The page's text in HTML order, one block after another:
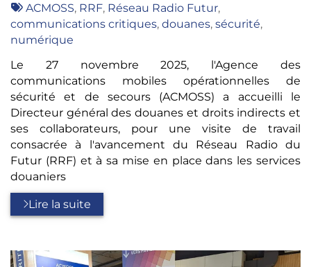
: Tags
:
ACMOSS, RRF, Réseau Radio Futur,
communications critiques, douanes, sécurité,
numérique
Le 27 novembre 2025, l'Agence des
communications mobiles opérationnelles de
sécurité et de secours (ACMOSS) a accueilli le
Directeur général des douanes et droits indirects et
ses collaborateurs, pour une visite de travail
consacrée à l'avancement du Réseau Radio du
Futur (RRF) et à sa mise en place dans les services
douaniers
Lire la suite